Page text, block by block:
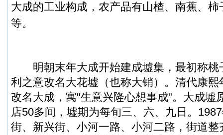
大成的工业构成，农产品有山楂、南蕉、
等。
明朝末年大成开始建成墟集，最初称桃
利之意改名大花墟（也称大销）。清代康
改名大成，寓"生意兴隆心想事成"。大成墟
店50多间，墟期为每旬三、六、九日。
街、新兴街、小河一路、小河二路，街道